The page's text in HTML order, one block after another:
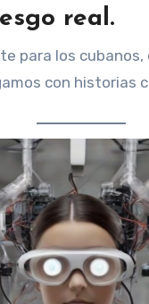
real.
para los cubanos,
con historias